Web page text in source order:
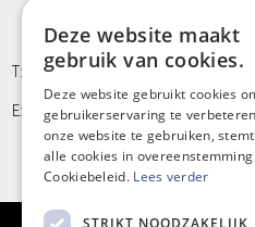
T: +32 9/373 77 65
E: info@kinergy.be
Deze website maakt
gebruik van cookies.
Deze website gebruikt cookies
gebruikerservaring te
onze website te gebruiken,
alle cookies in
Cookiebeleid. Lees verder
STRIKT NOODZAKELIJK